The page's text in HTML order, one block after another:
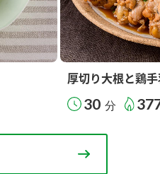
厚切り大根と鶏
30 分